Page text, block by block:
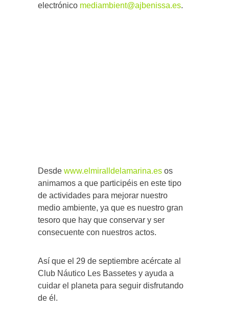
electrónico mediambient@ajbenissa.es.
Desde www.elmiralldelamarina.es os
animamos a que participéis en este tipo
de actividades para mejorar nuestro
medio ambiente, ya que es nuestro gran
tesoro que hay que conservar y ser
consecuente con nuestros actos.
Así que el 29 de septiembre acércate al
Club Náutico Les Bassetes y ayuda a
cuidar el planeta para seguir disfrutando
de él.